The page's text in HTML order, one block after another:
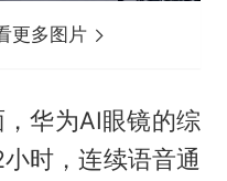
更多图片
华为AI眼镜的综
时，连续语音通